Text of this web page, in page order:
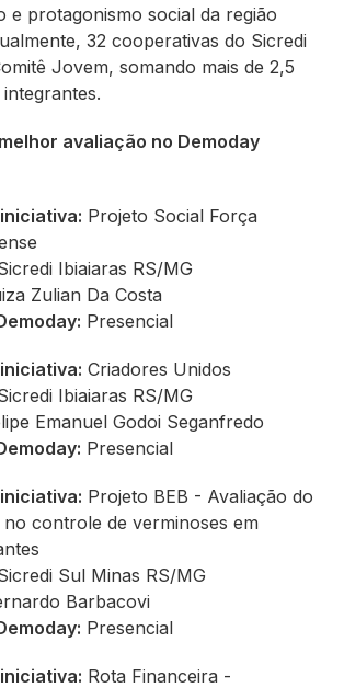
e protagonismo social da região
32 cooperativas do Sicredi
Jovem, somando mais de 2,5
avaliação no Demoday
Projeto Social Força
Ibiaiaras RS/MG
Zulian Da Costa
Presencial
Criadores Unidos
Ibiaiaras RS/MG
Emanuel Godoi Seganfredo
Presencial
Projeto BEB - Avaliação do
no controle de verminoses em
Sul Minas RS/MG
Barbacovi
Presencial
Rota Financeira -